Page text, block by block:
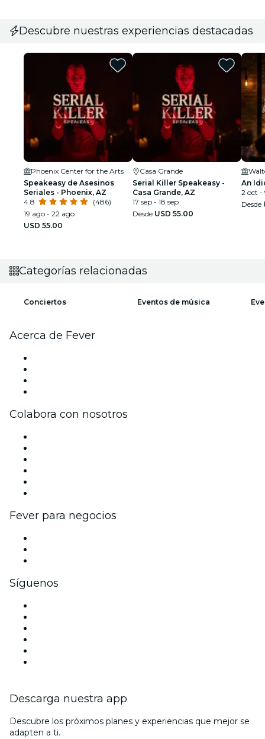
Descubre nuestras experiencias destacadas
Phoenix Center for the Arts
Speakeasy de Asesinos
Seriales - Phoenix, AZ
4.8
(486)
19 ago - 22 ago
USD 55.00
Casa Grande
Serial Killer Speakeasy -
Casa Grande, AZ
17 sep - 18 sep
Desde USD 55.00
An
2 oct -
Desde
Categorías relacionadas
Conciertos Eventos de música
Acerca de Fever
Colabora con nosotros
Fever para negocios
Síguenos
Descarga nuestra app
Descubre los próximos planes y experiencias que mejor se
adapten a ti.